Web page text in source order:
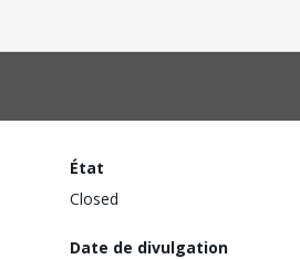
État
Closed
Date de divulgation